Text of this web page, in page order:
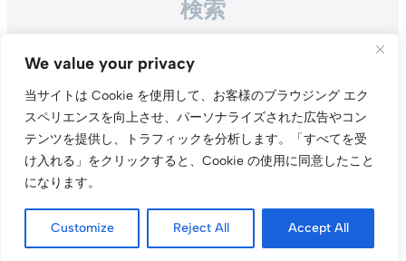
We value your privacy
当サイトは Cookie を使用して、お客様のブラウジング エク
スペリエンスを向上させ、パーソナライズされた広告やコン
テンツを提供し、トラフィックを分析します。
「すべてを受
け入れる」をクリックすると、Cookie の使用に同意したこと
になります。
Customize Reject All Accept All
検索
Search